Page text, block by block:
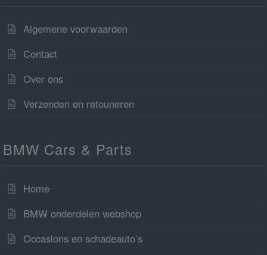
Algemene voorwaarden
Contact
Over ons
Verzenden en retouneren
BMW Cars & Parts
Home
BMW onderdelen webshop
Occasions en schadeauto’s